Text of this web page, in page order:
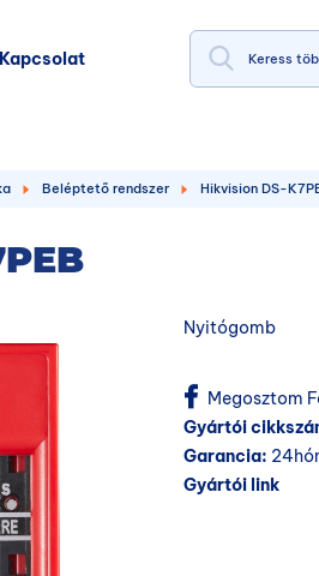
Kapcsolat
Beléptető rendszer Hikvision DS-
Nyitógomb
Megosztom
Gyártói
Garancia:
Gyártói link